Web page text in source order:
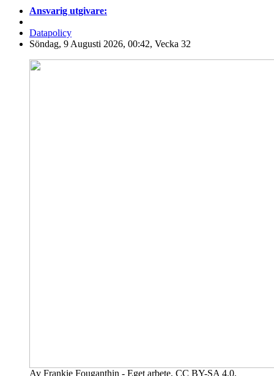
Ansvarig utgivare:
Datapolicy
Söndag, 9 Augusti 2026, 00:42, Vecka 32
Av Frankie Fouganthin - Eget arbete, CC BY-SA 4.0,